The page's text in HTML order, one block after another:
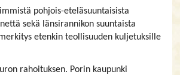
pohjois-eteläsuuntaisista
sekä länsirannikon suuntaista
etenkin teollisuuden kuljetuksille
rahoituksen. Porin kaupunki